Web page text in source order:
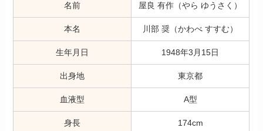
名前 屋良 有作（やら ゆうさく）
本名 川部 奨（かわべ すすむ）
生年月日 1948年3月15日
出身地 東京都
血液型 A型
身長 174cm